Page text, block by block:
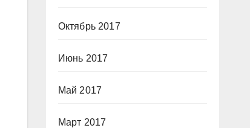
Октябрь 2017
Июнь 2017
Май 2017
Март 2017